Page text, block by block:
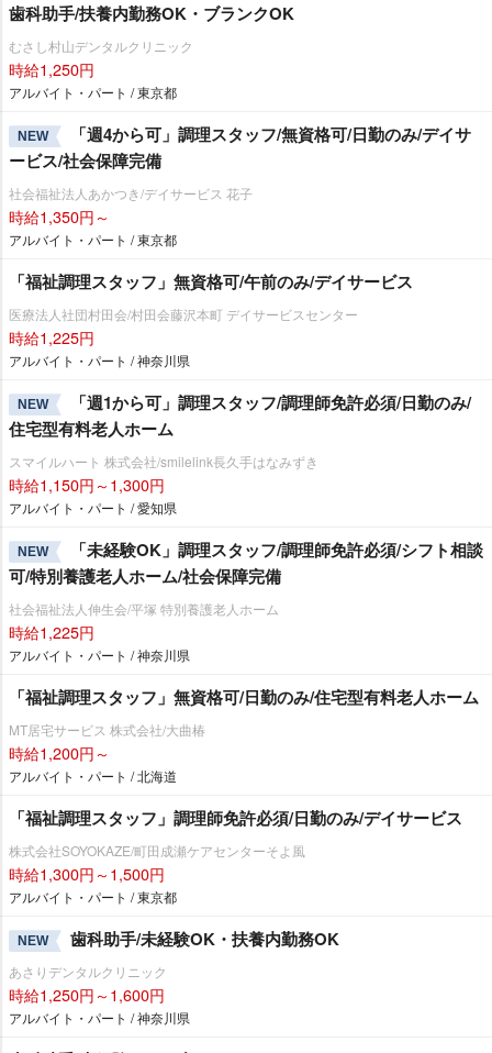
歯科助手/扶養内勤務OK・ブランクOK
むさし村山デンタルクリニック
時給1,250円
アルバイト・パート / 東京都
NEW
「週4から可」調理スタッフ/無資格可/日勤のみ/デイサ
ービス/社会保障完備
社会福祉法人あかつき/デイサービス 花子
時給1,350円～
アルバイト・パート / 東京都
「福祉調理スタッフ」無資格可/午前のみ/デイサービス
医療法人社団村田会/村田会藤沢本町 デイサービスセンター
時給1,225円
アルバイト・パート / 神奈川県
NEW
「週1から可」調理スタッフ/調理師免許必須/日勤のみ/
住宅型有料老人ホーム
スマイルハート 株式会社/smilelink長久手はなみずき
時給1,150円～1,300円
アルバイト・パート / 愛知県
NEW
「未経験OK」調理スタッフ/調理師免許必須/シフト相談
可/特別養護老人ホーム/社会保障完備
社会福祉法人伸生会/平塚 特別養護老人ホーム
時給1,225円
アルバイト・パート / 神奈川県
「福祉調理スタッフ」無資格可/日勤のみ/住宅型有料老人ホーム
MT居宅サービス 株式会社/大曲椿
時給1,200円～
アルバイト・パート / 北海道
「福祉調理スタッフ」調理師免許必須/日勤のみ/デイサービス
株式会社SOYOKAZE/町田成瀬ケアセンターそよ風
時給1,300円～1,500円
アルバイト・パート / 東京都
NEW 歯科助手/未経験OK・扶養内勤務OK
あさりデンタルクリニック
時給1,250円～1,600円
アルバイト・パート / 神奈川県